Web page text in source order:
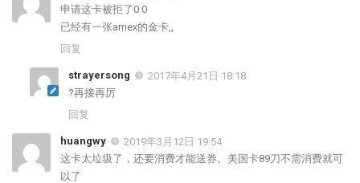
申请这卡被拒了0 0
已经有一张amex的金卡,,
回复
strayersong
2017年4月21日 18:18
?再接再厉
回复
huangwy
2019年3月12日 19:54
这卡太垃圾了，还要消费才能送券。美国卡89刀不需消费就可
以了